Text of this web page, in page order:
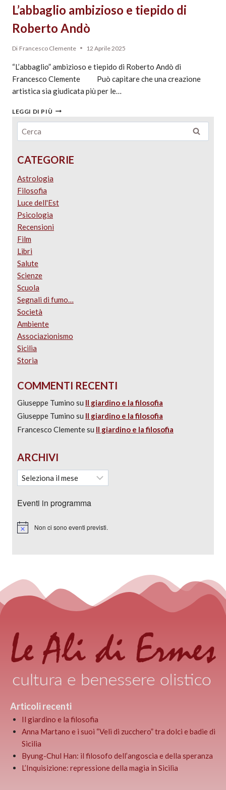
L’abbaglio ambizioso e tiepido di
Roberto Andò
Di Francesco Clemente 12 Aprile 2025
“L’abbaglio” ambizioso e tiepido di Roberto Andò di
Francesco Clemente Può capitare che una creazione
artistica sia giudicata più per le…
LEGGI DI PIÙ
CATEGORIE
Astrologia
Filosofia
Luce dell'Est
Psicologia
Recensioni
Film
Libri
Salute
Scienze
Scuola
Segnali di fumo…
Società
Ambiente
Associazionismo
Sicilia
Storia
COMMENTI RECENTI
Giuseppe Tumino su Il giardino e la filosofia
Giuseppe Tumino su Il giardino e la filosofia
Francesco Clementesu Il giardino e la filosofia
ARCHIVI
Eventi in programma
Notice Non ci sono eventi previsti.
Articoli recenti
Il giardino e la filosofia
Anna Martano e i suoi “Veli di zucchero” tra dolci e badie di
Sicilia
Byung-Chul Han: il filosofo dell’angoscia e della speranza
L’Inquisizione: repressione della magia in Sicilia